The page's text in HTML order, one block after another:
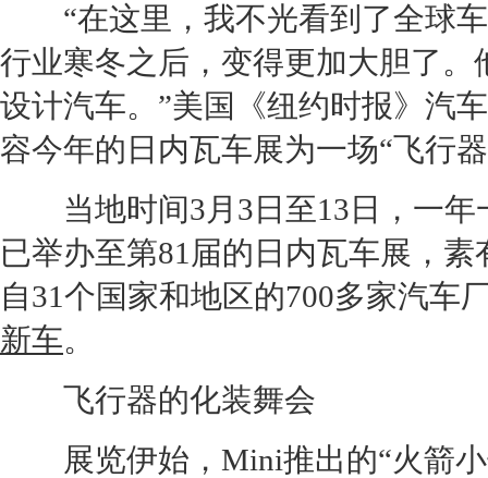
“在这里，我不光看到了全球车
行业寒冬之后，变得更加大胆了
设计汽车。”美国《纽约时报》汽
容今年的 日内瓦车展为一场“飞行
当地时间3月3日至13日，一年
已举办至第81届的 日内瓦车展 ，
自31个国家和地区的700多家汽车
新车。
飞行器的化装舞会
展览伊始，Mini推出的“火箭小